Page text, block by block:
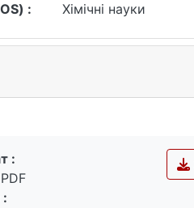
: Хімічні науки
:
: